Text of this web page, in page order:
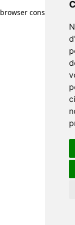
browser console for